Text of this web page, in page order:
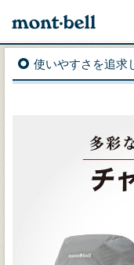
使いやすさを追求